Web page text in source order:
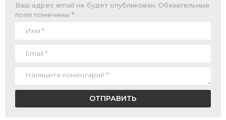
Ваш адрес email не будет опубликован. Обязательные
поля помечены *